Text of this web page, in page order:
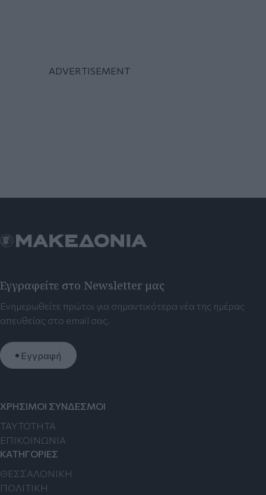
Εγγραφείτε στο Newsletter μας
Ενημερωθείτε πρώτοι για σημαντικότερα νέα της ημέρας
απευθείας στο email σας.
Εγγραφή
ΧΡΗΣΙΜΟΙ ΣΥΝΔΕΣΜΟΙ
TAYTOTHTA
ΕΠΙΚΟΙΝΩΝΙΑ
ΚΑΤΗΓΟΡΙΕΣ
ΘΕΣΣΑΛΟΝΙΚΗ
ΠΟΛΙΤΙΚΗ